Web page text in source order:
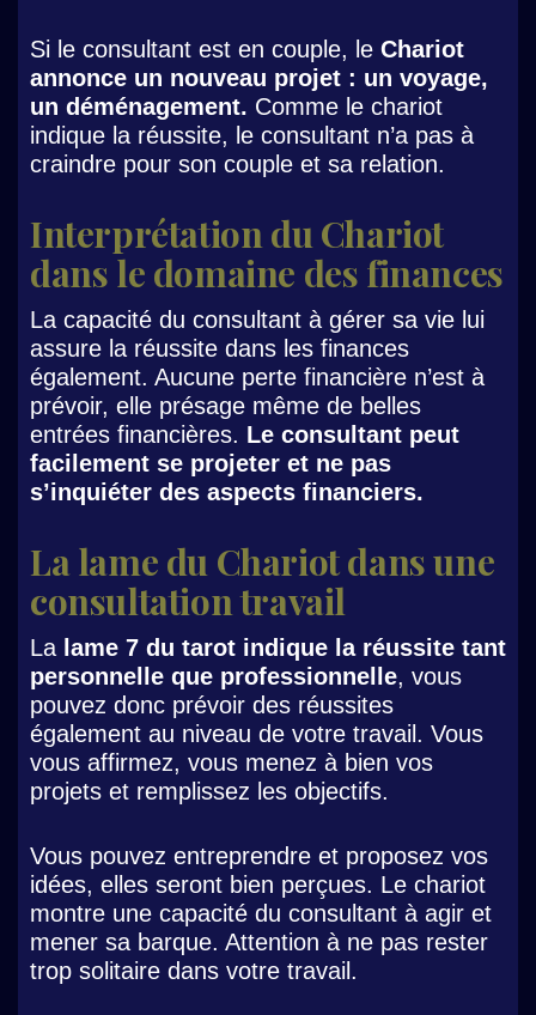
Si le consultant est en couple, le Chariot
annonce un nouveau projet : un voyage,
un déménagement. Comme le chariot
indique la réussite, le consultant n’a pas à
craindre pour son couple et sa relation.
Interprétation du Chariot
dans le domaine des finances
La capacité du consultant à gérer sa vie lui
assure la réussite dans les finances
également. Aucune perte financière n’est à
prévoir, elle présage même de belles
entrées financières. Le consultant peut
facilement se projeter et ne pas
s’inquiéter des aspects financiers.
La lame du Chariot dans une
consultation travail
Lalame 7 du tarot indique la réussite tant
personnelle que professionnelle, vous
pouvez donc prévoir des réussites
également au niveau de votre travail. Vous
vous affirmez, vous menez à bien vos
projets et remplissez les objectifs.
Vous pouvez entreprendre et proposez vos
idées, elles seront bien perçues. Le chariot
montre une capacité du consultant à agir et
mener sa barque. Attention à ne pas rester
trop solitaire dans votre travail.